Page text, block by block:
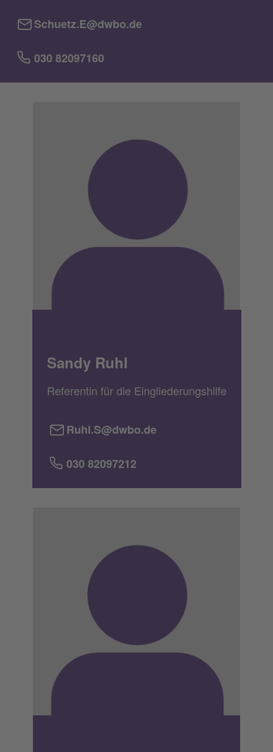
Schuetz.E@dwbo.de
030 82097160
Sandy Ruhl
Referentin für die Eingliederungshilfe
Ruhl.S@dwbo.de
030 82097212